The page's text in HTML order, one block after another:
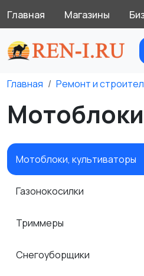
Главная Магазины
Главная Ремонт и
Мотоблоки, культиваторы
Газонокосилки
Триммеры
Снегоуборщики